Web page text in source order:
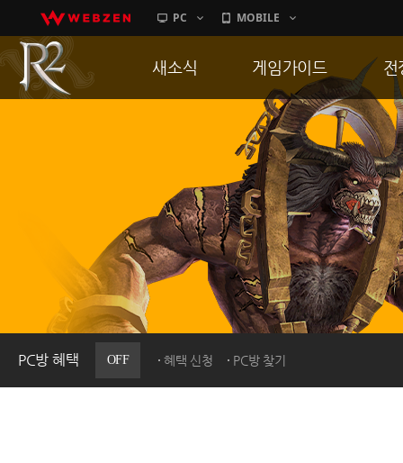
PC MOBILE
PC방 혜택 OFF 혜택 신청 PC방 찾기
새소식
이벤트
히스토리
PC방으로간다
게임가이드
게임 특징
서버가이드
신병훈련소
세부가이드
통합보급센터
전
통
공